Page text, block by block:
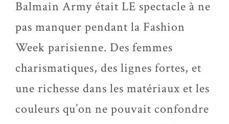
Balmain Army était LE spectacle à ne
pas manquer pendant la Fashion
Week parisienne. Des femmes
charismatiques, des lignes fortes, et
une richesse dans les matériaux et les
couleurs qu’on ne pouvait confondre